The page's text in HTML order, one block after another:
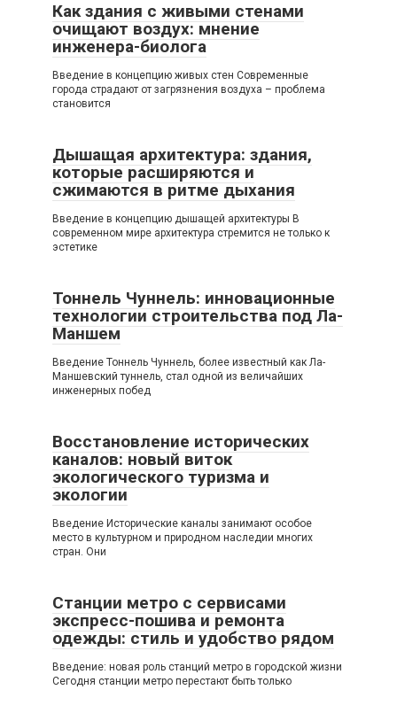
Как здания с живыми стенами
очищают воздух: мнение
инженера-биолога
Введение в концепцию живых стен Современные
города страдают от загрязнения воздуха – проблема
становится
Дышащая архитектура: здания,
которые расширяются и
сжимаются в ритме дыхания
Введение в концепцию дышащей архитектуры В
современном мире архитектура стремится не только к
эстетике
Тоннель Чуннель: инновационные
технологии строительства под Ла-
Маншем
Введение Тоннель Чуннель, более известный как Ла-
Маншевский туннель, стал одной из величайших
инженерных побед
Восстановление исторических
каналов: новый виток
экологического туризма и
экологии
Введение Исторические каналы занимают особое
место в культурном и природном наследии многих
стран. Они
Станции метро с сервисами
экспресс-пошива и ремонта
одежды: стиль и удобство рядом
Введение: новая роль станций метро в городской жизни
Сегодня станции метро перестают быть только